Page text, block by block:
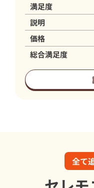
満足度
説明
価格
総合満足度
全て